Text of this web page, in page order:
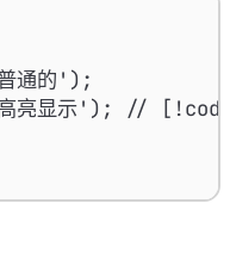
通的');
高亮显示'); //